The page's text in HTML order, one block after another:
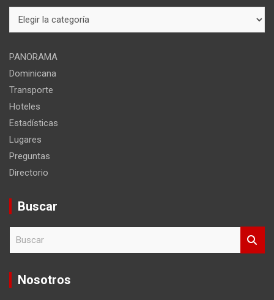
del
PANORAMA
Dominicana
Transporte
Hoteles
Estadísticas
Lugares
Preguntas
Directorio
Buscar
c
Nosotros